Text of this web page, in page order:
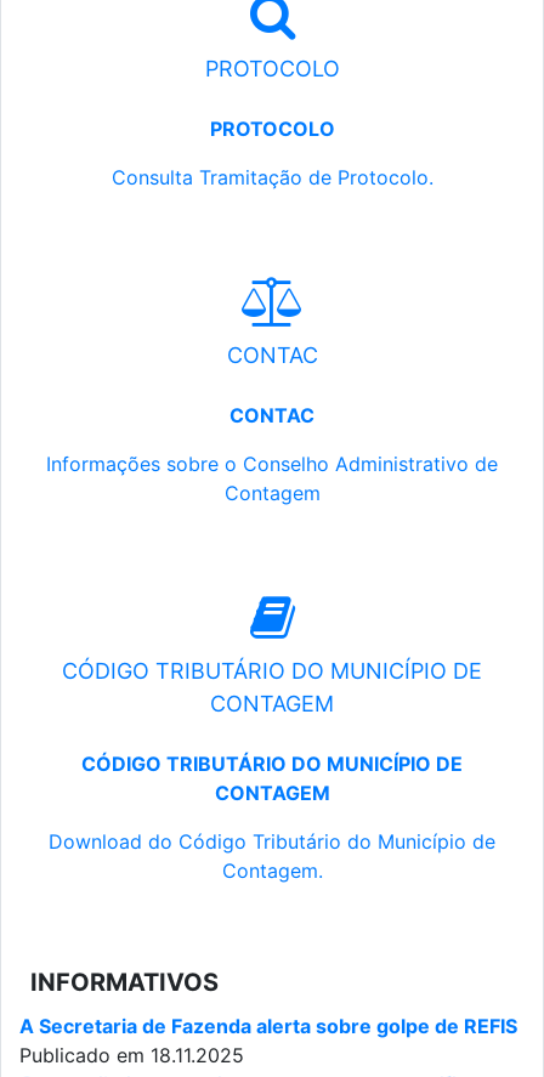
PROTOCOLO
PROTOCOLO
Consulta Tramitação de Protocolo.
CONTAC
CONTAC
Informações sobre o Conselho Administrativo de
Contagem
CÓDIGO TRIBUTÁRIO DO MUNICÍPIO DE
CONTAGEM
CÓDIGO TRIBUTÁRIO DO MUNICÍPIO DE
CONTAGEM
Download do Código Tributário do Município de
Contagem.
INFORMATIVOS
A Secretaria de Fazenda alerta sobre golpe de REFIS
Publicado em 18.11.2025